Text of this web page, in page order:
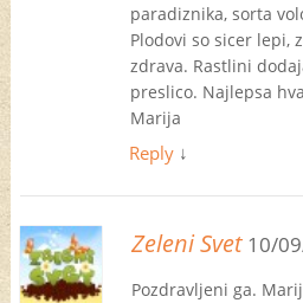
paradiznika, sorta
Plodovi so sicer lepi,
zdrava. Rastlini
preslico. Najlepsa
Marija
Reply ↓
Zeleni Svet 10/
Pozdravljeni ga.